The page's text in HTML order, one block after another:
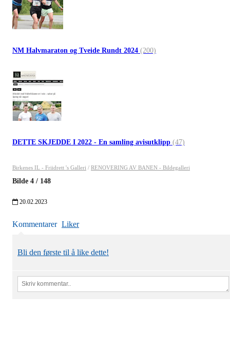
NM Halvmaraton og Tveide Rundt 2024 (200)
DETTE SKJEDDE I 2022 - En samling avisutklipp (47)
Birkenes IL - Friidrett 's Galleri / RENOVERING AV BANEN - Bildegalleri
Bilde 4 / 148
20.02.2023
Kommentarer Liker
Bli den første til å like dette!